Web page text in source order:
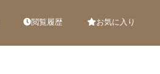
閲覧履歴 お気に入り